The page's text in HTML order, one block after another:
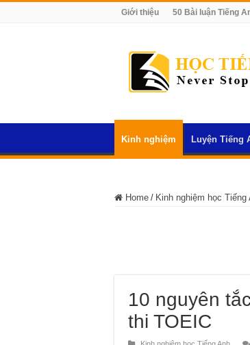
Giới thiệu 50 Bài luận Tiếng
Kinh nghiệm Luyện Tiếng
Home / Kinh nghiệm học Tiếng
10 nguyên
thi TOEIC